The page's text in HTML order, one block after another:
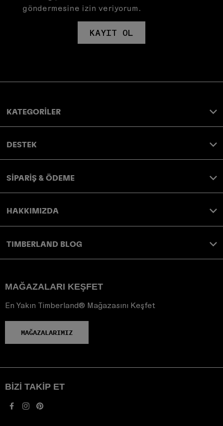
göndermesine izin veriyorum.
KAYIT OL
KATEGORİLER
DESTEK
SİPARİŞ & ÖDEME
HAKKIMIZDA
TIMBERLAND BLOG
MAĞAZALARI KEŞFET
En Yakın Timberland® Mağazasını Keşfet
MAĞAZALARIMIZ
BIZI TAKIP ET